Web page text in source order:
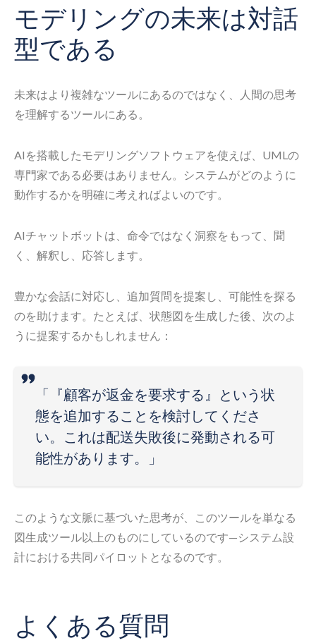
モデリングの未来は対話
型である
未来はより複雑なツールにあるのではなく、人間の思考
を理解するツールにある。
AIを搭載したモデリングソフトウェアを使えば、UMLの
専門家である必要はありません。システムがどのように
動作するかを明確に考えればよいのです。
AIチャットボットは、命令ではなく洞察をもって、聞
く、解釈し、応答します。
豊かな会話に対応し、追加質問を提案し、可能性を探る
のを助けます。たとえば、状態図を生成した後、次のよ
うに提案するかもしれません：
「『顧客が返金を要求する』という状
態を追加することを検討してくださ
い。これは配送失敗後に発動される可
能性があります。」
このような文脈に基づいた思考が、このツールを単なる
図生成ツール以上のものにしているのです—システム設
計における共同パイロットとなるのです。
よくある質問